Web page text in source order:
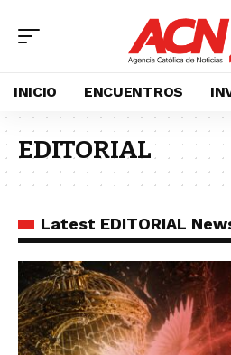
INICIO ENCUENTROS
EDITORIAL
Latest EDITORIAL